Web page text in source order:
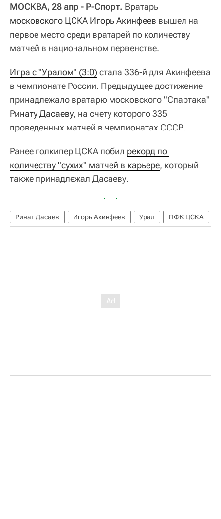
МОСКВА, 28 апр - Р-Спорт. Вратарь
московского ЦСКА Игорь Акинфеев вышел на
первое место среди вратарей по количеству
матчей в национальном первенстве.
Игра с "Уралом" (3:0) стала 336-й для Акинфеева
в чемпионате России. Предыдущее достижение
принадлежало вратарю московского "Спартака"
Ринату Дасаеву, на счету которого 335
проведенных матчей в чемпионатах СССР.
Ранее голкипер ЦСКА побил рекорд по
количеству "сухих" матчей в карьере, который
также принадлежал Дасаеву.
Ринат Дасаев Игорь Акинфеев Урал ПФК ЦСКА